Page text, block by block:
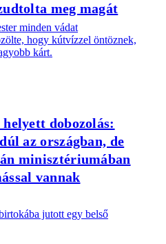
meg magát
minden vádat
hogy kútvízzel öntöznek,
kárt.
helyett dobozolás:
az országban, de
minisztériumában
vannak
jutott egy belső